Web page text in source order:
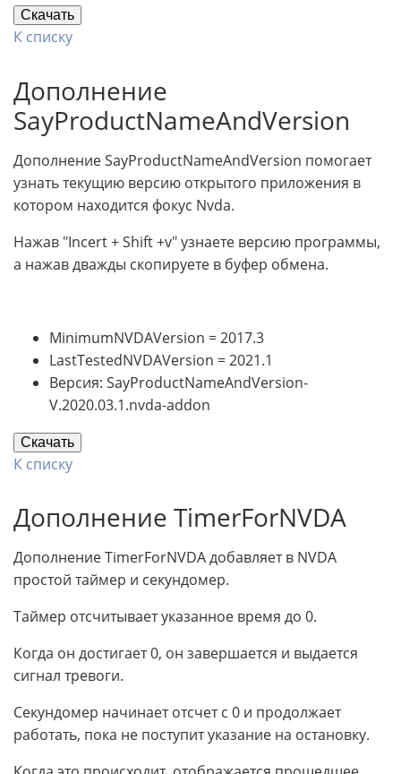
Скачать
К списку
Дополнение
SayProductNameAndVersion
Дополнение SayProductNameAndVersion помогает
узнать текущию версию открытого приложения в
котором находится фокус Nvda.
Нажав "Incert + Shift +v" узнаете версию программы,
а нажав дважды скопируете в буфер обмена.
MinimumNVDAVersion = 2017.3
LastTestedNVDAVersion = 2021.1
Версия: SayProductNameAndVersion-
V.2020.03.1.nvda-addon
Скачать
К списку
Дополнение TimerForNVDA
Дополнение TimerForNVDA добавляет в NVDA
простой таймер и секундомер.
Таймер отсчитывает указанное время до 0.
Когда он достигает 0, он завершается и выдается
сигнал тревоги.
Секундомер начинает отсчет с 0 и продолжает
работать, пока не поступит указание на остановку.